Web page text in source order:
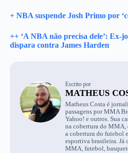
+ NBA suspende Josh Primo por
++ ‘A NBA não precisa dele’: Ex-
dispara contra James Harden
Escrito por
MATHEUS
Matheus Costa é
passagens por MMA
Yahoo! e outros. Sua
na cobertura do MMA,
a cobertura do futebol
esportiva brasileira. Já
MMA, futebol,